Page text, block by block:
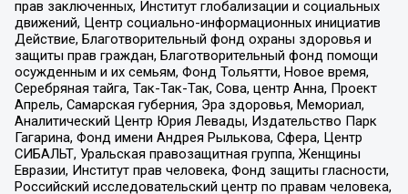
прав заключенных, Институт глобализации и социальных
движений, Центр социально-информационных инициатив
Действие, Благотворительный фонд охраны здоровья и
защиты прав граждан, Благотворительный фонд помощи
осужденным и их семьям, Фонд Тольятти, Новое время,
Серебряная тайга, Так-Так-Так, Сова, центр Анна, Проект
Апрель, Самарская губерния, Эра здоровья, Мемориал,
Аналитический Центр Юрия Левады, Издательство Парк
Гагарина, Фонд имени Андрея Рылькова, Сфера, Центр
СИБАЛЬТ, Уральская правозащитная группа, Женщины
Евразии, Институт прав человека, Фонд защиты гласности,
Российский исследовательский центр по правам человека,